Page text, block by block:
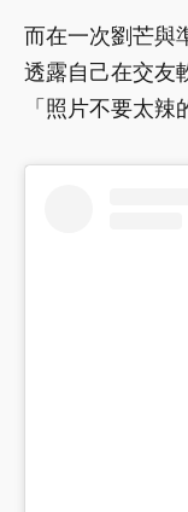
而在一次劉芒與
透露自己在交友
「照片不要太辣